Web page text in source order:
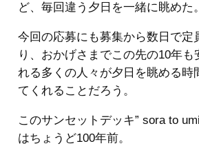
ど、毎回違う夕日を一緒に眺めた。
今回の応募にも募集から数日で定
り、おかげさまでこの先の10年
れる多くの人々が夕日を眺める時
てくれることだろう。
このサンセットデッキ” sora to
はちょうど100年前。